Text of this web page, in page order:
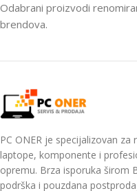
Odabrani proizvodi
brendova.
PC ONER je specijalizovan za
laptope, komponente i
opremu. Brza isporuka širom
podrška i pouzdana